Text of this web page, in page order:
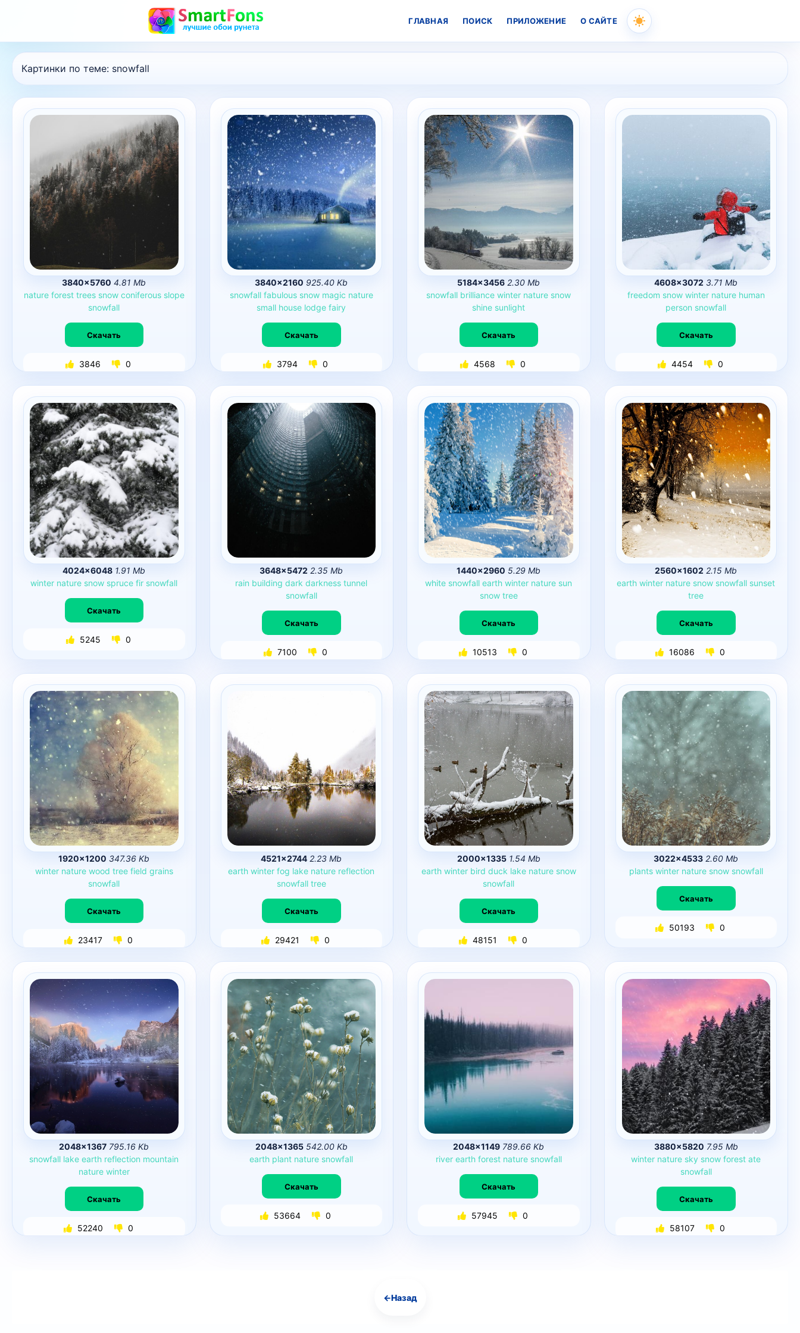
to
ГЛАВНАЯ ПОИСК ПРИЛОЖЕНИЕ О САЙТЕ
Картинки по теме: snowfall
3840×5760 4.81 Mb
nature forest trees snow coniferous slope
snowfall
Скачать
3846 0
3840×2160 925.40 Kb
snowfall fabulous snow magic nature
small house lodge fairy
Скачать
3794 0
5184×3456 2.30 Mb
snowfall brilliance winter nature snow
shine sunlight
Скачать
4568 0
4608×3072 3.71 Mb
freedom snow winter nature human
person snowfall
Скачать
4454 0
4024×6048 1.91 Mb
winter nature snow spruce fir snowfall
Скачать
5245 0
3648×5472 2.35 Mb
rain building dark darkness tunnel
snowfall
Скачать
7100 0
1440×2960 5.29 Mb
white snowfall earth winter nature sun
snow tree
Скачать
10513 0
2560×1602 2.15 Mb
earth winter nature snow snowfall sunset
tree
Скачать
16086 0
1920×1200 347.36 Kb
winter nature wood tree field grains
snowfall
Скачать
23417 0
4521×2744 2.23 Mb
earth winter fog lake nature reflection
snowfall tree
Скачать
29421 0
2000×1335 1.54 Mb
earth winter bird duck lake nature snow
snowfall
Скачать
48151 0
3022×4533 2.60 Mb
plants winter nature snow snowfall
Скачать
50193 0
2048×1367 795.16 Kb
snowfall lake earth reflection mountain
nature winter
Скачать
52240 0
2048×1365 542.00 Kb
earth plant nature snowfall
Скачать
53664 0
2048×1149 789.66 Kb
river earth forest nature snowfall
Скачать
57945 0
3880×5820 7.95 Mb
winter nature sky snow forest ate
snowfall
Скачать
58107 0
Навигация
←Назад